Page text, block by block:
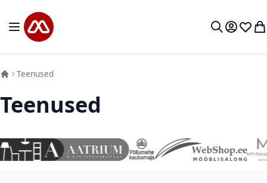
Mine sisu juurde
Toggle Nav
Minu
Teenused
Teenused